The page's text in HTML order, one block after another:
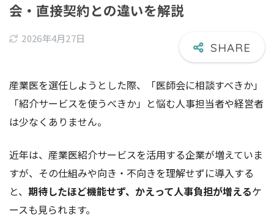
会・直接契約との違いを解説
2026年4月27日
産業医を選任しようとした際、「医師会に相談すべきか」
「紹介サービスを使うべきか」と悩む人事担当者や経営者
は少なくありません。
近年は、産業医紹介サービスを活用する企業が増えていま
すが、その仕組みや向き・不向きを理解せずに導入する
と、 期待したほど機能せず、かえって人事負担が増えるケ
ースも見られます。